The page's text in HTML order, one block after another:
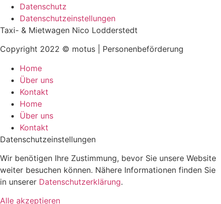
Datenschutz
Datenschutzeinstellungen
Taxi- & Mietwagen Nico Lodderstedt
Copyright 2022 © motus | Personenbeförderung
Home
Über uns
Kontakt
Home
Über uns
Kontakt
Datenschutz­einstellungen
Wir benötigen Ihre Zustimmung, bevor Sie unsere Website
weiter besuchen können. Nähere Informationen finden Sie
in unserer Datenschutzerklärung.
Alle akzeptieren